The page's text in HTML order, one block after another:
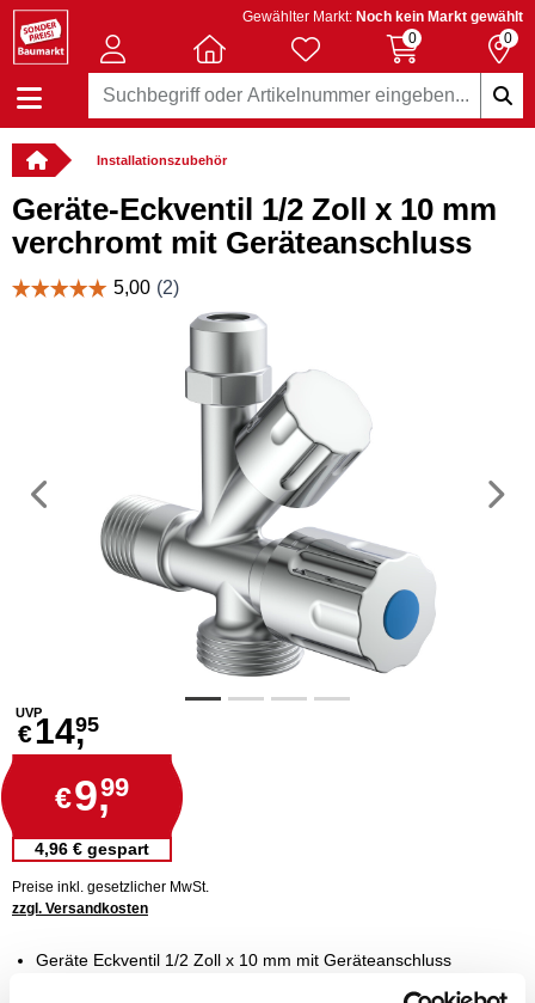
Gewählter Markt: Noch kein Markt gewählt
0
0
Installationszubehör
Geräte-Eckventil 1/2 Zoll x 10 mm
verchromt mit Geräteanschluss
Vorheriges
UVP
€14,95
€9,99
4,96 € gespart
Preise inkl. gesetzlicher MwSt.
zzgl. Versandkosten
Geräte Eckventil 1/2 Zoll x 10 mm mit Geräteanschluss